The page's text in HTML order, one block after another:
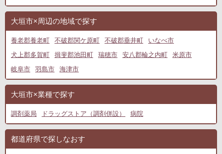
大垣市×周辺の地域で探す
養老郡養老町 不破郡関ケ原町 不破郡垂井町
いなべ市
犬上郡多賀町
揖斐郡池田町 瑞穂市 安八郡輪之内町
米原市
岐阜市
羽島市 海津市
大垣市×業種で探す
調剤薬局 ドラッグストア（調剤併設） 病院
都道府県で探しなおす